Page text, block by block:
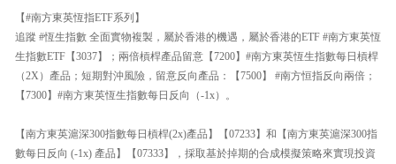
【#南方東英恆指ETF系列】
追蹤 #恆生指數 全面實物複製，屬於香港的機遇，屬於香港的ETF #南方東英恆
生指數ETF【3037】；兩倍槓桿產品留意【7200】#南方東英恆生指數每日槓桿
（2X）產品；短期對沖風險，留意反向產品：【7500】 #南方恒指反向兩倍；
【7300】#南方東英恆生指數每日反向（-1x）。
【南方東英滬深300指數每日槓桿(2x)產品】【07233】和【南方東英滬深300指
數每日反向 (-1x) 產品】【07333】，採取基於掉期的合成模擬策略來實現投資